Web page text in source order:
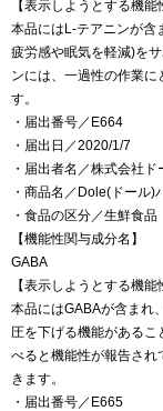
【表示しようとする機能
本品にはL-テアニンが含
疲労感や眠気を軽減)を
ンには、一過性の作業に
す。
・届出番号／E664
・届出日／2020/1/7
・届出者名／株式会社ド
・商品名／Dole(ドール)
・食品の区分／生鮮食品
【機能性関与成分名】
GABA
【表示しようとする機能
本品にはGABAが含まれ
圧を下げる機能がある
べると機能性が報告さ
きます。
・届出番号／E665